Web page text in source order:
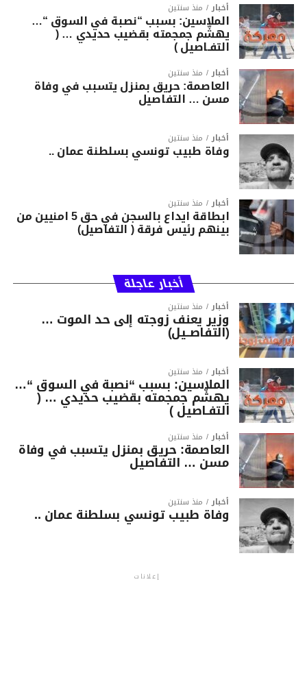
أخبار منذ سنتين
الملاسين: بسبب “نصبة في السوق “…
يهشّم جمجمته بقضيب حديدي … (
التفـاصيل )
أخبار منذ سنتين
العاصمة: حريق بمنزل يتسبب في وفاة
مسن … التفاصيل
أخبار منذ سنتين
وفاة طبيب تونسي بسلطنة عمان ..
أخبار منذ سنتين
ابطاقة ايداع بالسجن في حق 5 امنيين من
بينهم رئيس فرقة ( التفاصيل)
أخبار عاجلة
أخبار منذ سنتين
وزير يعنف زوجته إلى حد الموت …
(التفاصــيل)
أخبار منذ سنتين
الملاسين: بسبب “نصبة في السوق “…
يهشّم جمجمته بقضيب حديدي … (
التفـاصيل )
أخبار منذ سنتين
العاصمة: حريق بمنزل يتسبب في وفاة
مسن … التفاصيل
أخبار منذ سنتين
وفاة طبيب تونسي بسلطنة عمان ..
إعلانات